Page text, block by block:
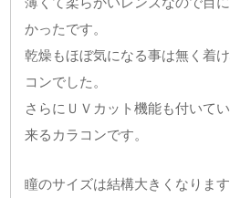
かったです。
乾燥もほぼ気になる事は無く着
コンでした。
さらにＵＶカット機能も付いて
来るカラコンです。
瞳のサイズは結構大きくなります